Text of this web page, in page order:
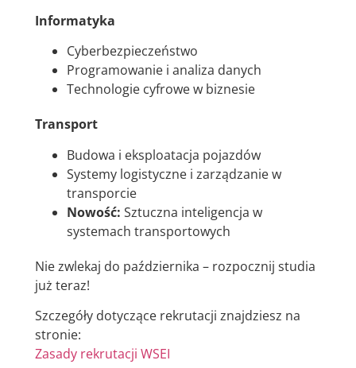
Informatyka
Cyberbezpieczeństwo
Programowanie i analiza danych
Technologie cyfrowe w biznesie
Transport
Budowa i eksploatacja pojazdów
Systemy logistyczne i zarządzanie w
transporcie
Nowość: Sztuczna inteligencja w
systemach transportowych
Nie zwlekaj do października – rozpocznij studia
już teraz!
Szczegóły dotyczące rekrutacji znajdziesz na
stronie:
Zasady rekrutacji WSEI